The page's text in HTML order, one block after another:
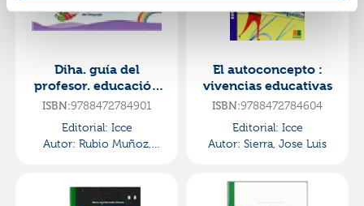
Diha. guía del
profesor. educación
infantil
ISBN:9788472784901
Editorial: Icce
Autor: Rubio Muñoz,
El autoconcepto :
vivencias educativas
ISBN:9788472784604
Editorial: Icce
Autor: Sierra, Jose Luis